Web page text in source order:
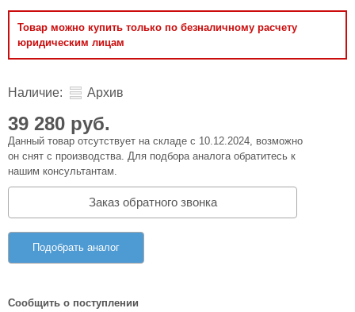
Товар можно купить только по безналичному расчету
юридическим лицам
Наличие: Архив
39 280 руб.
Данный товар отсутствует на складе с 10.12.2024, возможно
он снят с производства. Для подбора аналога обратитесь к
нашим консультантам.
Заказ обратного звонка
Подобрать аналог
Сообщить о поступлении